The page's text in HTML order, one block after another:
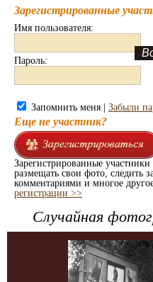
Зарегистрированные
Имя пользователя:
Пароль:
Запомнить меня | Забыли
Еще не участник?
Зарегистрированные участники
размещать свои фото, следить
комментариями и многое
регистрации >>
Случайная